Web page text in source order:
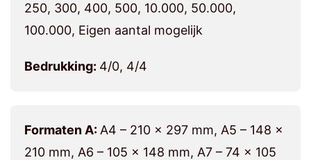
250, 300, 400, 500, 10.000, 50.000,
100.000, Eigen aantal mogelijk
Bedrukking: 4/0, 4/4
Formaten A: A4 – 210 x 297 mm, A5 – 148 x
210 mm, A6 – 105 x 148 mm, A7 – 74 x 105